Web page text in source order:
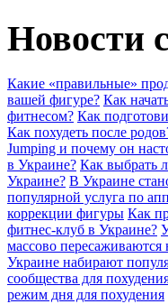
Новости
Какие «правильные»
вашей фигуре? Как
фитнесом? Как
Как похудеть после
Jumping и почему он
в Украине? Как выбрать
Украине? В Украине
популярной услуга по
коррекции фигуры Как
фитнес-клуб в Украине?
массово пересаживаются
Украине набирают
сообщества для
режим дня для похудения